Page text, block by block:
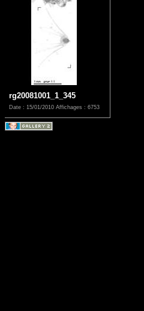
rg20081001_1_345
Date : 15/01/2010 Affichages : 6753